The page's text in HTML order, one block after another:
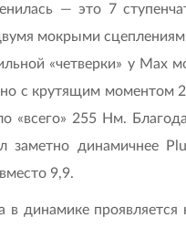
— это 7
мокрыми
«четверки» у Мах
с крутящим моментом
«всего» 255 Нм.
заметно динамичнее
9,9.
в динамике проявляется